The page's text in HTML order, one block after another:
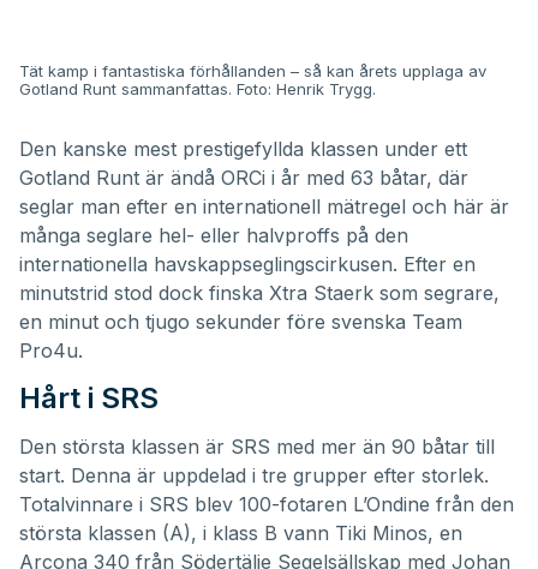
Tät kamp i fantastiska förhållanden – så kan årets upplaga av
Gotland Runt sammanfattas. Foto: Henrik Trygg.
Den kanske mest prestigefyllda klassen under ett
Gotland Runt är ändå ORCi i år med 63 båtar, där
seglar man efter en internationell mätregel och här är
många seglare hel- eller halvproffs på den
internationella havskappseglingscirkusen. Efter en
minutstrid stod dock finska Xtra Staerk som segrare,
en minut och tjugo sekunder före svenska Team
Pro4u.
Hårt i SRS
Den största klassen är SRS med mer än 90 båtar till
start. Denna är uppdelad i tre grupper efter storlek.
Totalvinnare i SRS blev 100-fotaren L’Ondine från den
största klassen (A), i klass B vann Tiki Minos, en
Arcona 340 från Södertälje Segelsällskap med Johan